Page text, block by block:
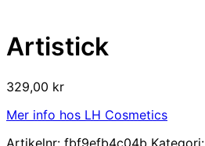
Artistick
329,00 kr
Mer info hos LH Cosmetics
Artikelnr: fbf9efb4c04b Kategori: